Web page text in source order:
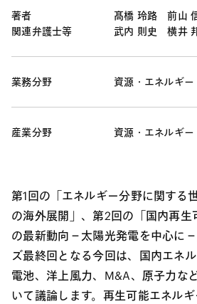
著者
関連弁護士等
髙橋 玲路 前山
武内 則史
横井
業務分野 資源・エネルギー
産業分野 資源・エネルギー
第1回の「エネルギー分野に関する
の海外展開」、第2回の「国内再生
の最新動向－太陽光発電を中心に
ズ最終回となる今回は、国内エネ
電池、洋上風力、M&A、原子力な
いて議論します。再生可能エネル